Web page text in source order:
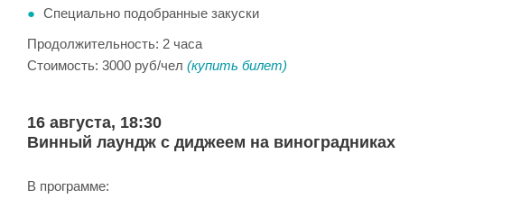
Специально подобранные закуски
Продолжительность: 2 часа
Стоимость: 3000 руб/чел (купить билет)
16 августа, 18:30
Винный лаундж с диджеем на виноградниках
В программе: